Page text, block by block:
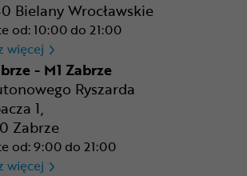
Bielany Wrocławskie
od: 10:00 do 21:00
więcej CR Wrocław - CH Aleja
- M1 Zabrze
Ryszarda
1,
Zabrze
od: 9:00 do 21:00
więcej CR Zabrze - M1 Zabrze